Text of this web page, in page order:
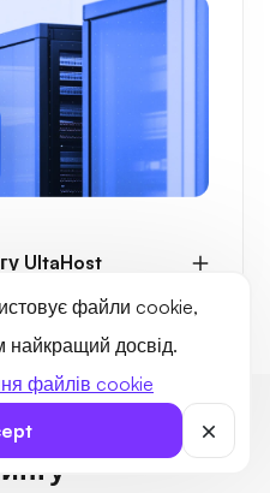
файли cookie,
найкращий досвід.
файлів cookie
UltaHost
щодо VPS-